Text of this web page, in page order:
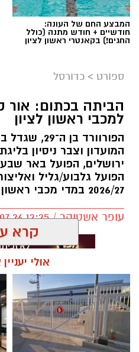
המבצע החם של העונה:
חודשיים + חודש מתנה (כולל
החגים!) בקאנטרי ראשון לציון
ספורט > כדורסל
הביתה בכתום: אור
למכבי ראשון לציון
הפורוורד בן
המועדון וצבר ניסיון
ירושלים, הפועל באר שבע,
הפועל גלבוע/גליל
2026/27 במדי מכבי ראשון לציון
עופר אשטוקר / 12:25 09.07.26
תגים:מכבי ראשון לציון,
קרא
אולי